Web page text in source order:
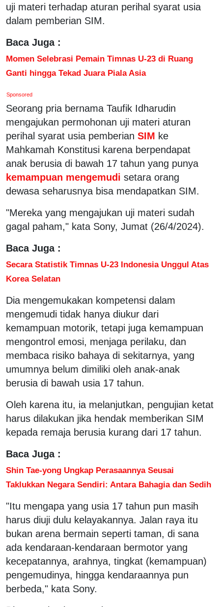
uji materi terhadap aturan perihal syarat usia
dalam pemberian SIM.
Baca Juga :
Momen Selebrasi Pemain Timnas U-23 di Ruang
Ganti hingga Tekad Juara Piala Asia
Sponsored
Seorang pria bernama Taufik Idharudin
mengajukan permohonan uji materi aturan
perihal syarat usia pemberian SIM ke
Mahkamah Konstitusi karena berpendapat
anak berusia di bawah 17 tahun yang punya
kemampuan mengemudi setara orang
dewasa seharusnya bisa mendapatkan SIM.
"Mereka yang mengajukan uji materi sudah
gagal paham," kata Sony, Jumat (26/4/2024).
Baca Juga :
Secara Statistik Timnas U-23 Indonesia Unggul Atas
Korea Selatan
Dia mengemukakan kompetensi dalam
mengemudi tidak hanya diukur dari
kemampuan motorik, tetapi juga kemampuan
mengontrol emosi, menjaga perilaku, dan
membaca risiko bahaya di sekitarnya, yang
umumnya belum dimiliki oleh anak-anak
berusia di bawah usia 17 tahun.
Oleh karena itu, ia melanjutkan, pengujian ketat
harus dilakukan jika hendak memberikan SIM
kepada remaja berusia kurang dari 17 tahun.
Baca Juga :
Shin Tae-yong Ungkap Perasaannya Seusai
Taklukkan Negara Sendiri: Antara Bahagia dan Sedih
"Itu mengapa yang usia 17 tahun pun masih
harus diuji dulu kelayakannya. Jalan raya itu
bukan arena bermain seperti taman, di sana
ada kendaraan-kendaraan bermotor yang
kecepatannya, arahnya, tingkat (kemampuan)
pengemudinya, hingga kendaraannya pun
berbeda," kata Sony.